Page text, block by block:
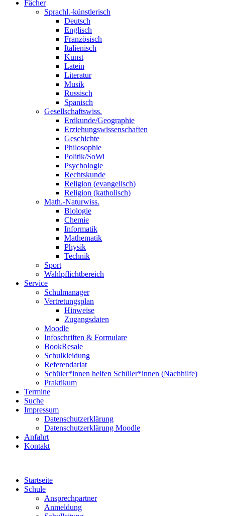
Fächer
Sprachl.-künstlerisch
Deutsch
Englisch
Französisch
Italienisch
Kunst
Latein
Literatur
Musik
Russisch
Spanisch
Gesellschaftswiss.
Erdkunde/Geographie
Erziehungswissenschaften
Geschichte
Philosophie
Politik/SoWi
Psychologie
Rechtskunde
Religion (evangelisch)
Religion (katholisch)
Math.-Naturwiss.
Biologie
Chemie
Informatik
Mathematik
Physik
Technik
Sport
Wahlpflichtbereich
Service
Schulmanager
Vertretungsplan
Hinweise
Zugangsdaten
Moodle
Infoschriften & Formulare
BookResale
Schulkleidung
Referendariat
Schüler*innen helfen Schüler*innen (Nachhilfe)
Praktikum
Termine
Suche
Impressum
Datenschutzerklärung
Datenschutzerklärung Moodle
Anfahrt
Kontakt
Startseite
Schule
Ansprechpartner
Anmeldung